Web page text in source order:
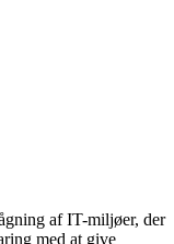
af IT-miljøer, der
med at give